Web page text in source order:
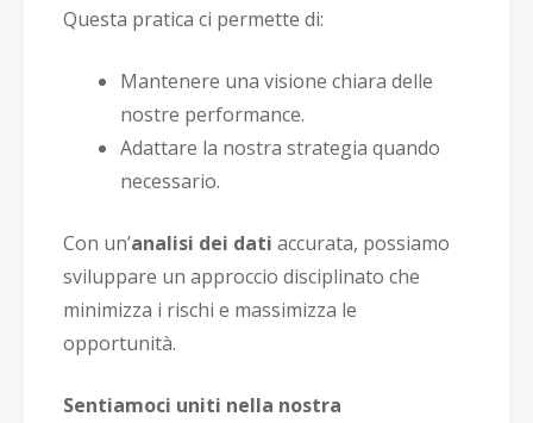
Questa pratica ci permette di:
Mantenere una visione chiara delle
nostre performance.
Adattare la nostra strategia quando
necessario.
Con un’analisi dei dati accurata, possiamo
sviluppare un approccio disciplinato che
minimizza i rischi e massimizza le
opportunità.
Sentiamoci uniti nella nostra